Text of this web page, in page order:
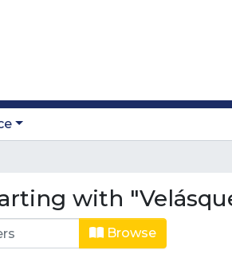
with
Browse